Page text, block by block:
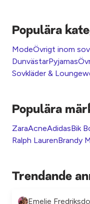
Populära
ModeÖvrigt inom
DunvästarPyjamas
Sovkläder &
Populära
ZaraAcneAdidasBik
Ralph LaurenBrandy
Trendande
Emelie